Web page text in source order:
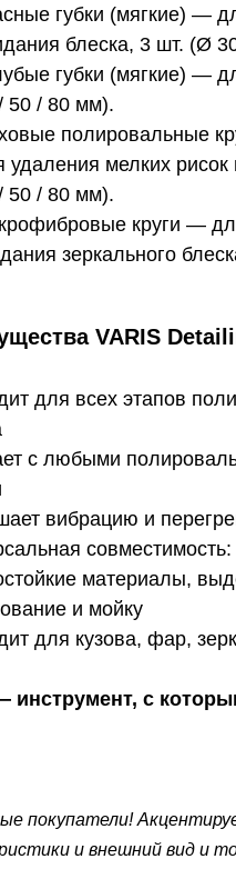
губки (мягкие) —
блеска, 3 шт. (Ø
губки (мягкие) —
50 / 80 мм).
полировальные
удаления мелких
50 / 80 мм).
круги —
зеркального
VARIS
для всех этапов
с любыми
вибрацию и
материалы,
и мойку
для кузова, фар,
инструмент, с
покупатели!
и внешний вид и